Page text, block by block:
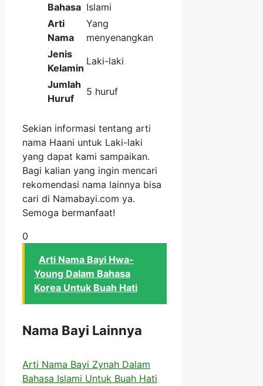
Bahasa Islami
Arti
Nama
Yang
menyenangkan
Jenis
Kelamin
Laki-laki
Jumlah
Huruf
5 huruf
Sekian informasi tentang arti
nama Haani untuk Laki-laki
yang dapat kami sampaikan.
Bagi kalian yang ingin mencari
rekomendasi nama lainnya bisa
cari di Namabayi.com ya.
Semoga bermanfaat!
0
Arti Nama Bayi Hwa-
Young Dalam Bahasa
Korea Untuk Buah Hati
Nama Bayi Lainnya
Arti Nama Bayi Zynah Dalam
Bahasa Islami Untuk Buah Hati